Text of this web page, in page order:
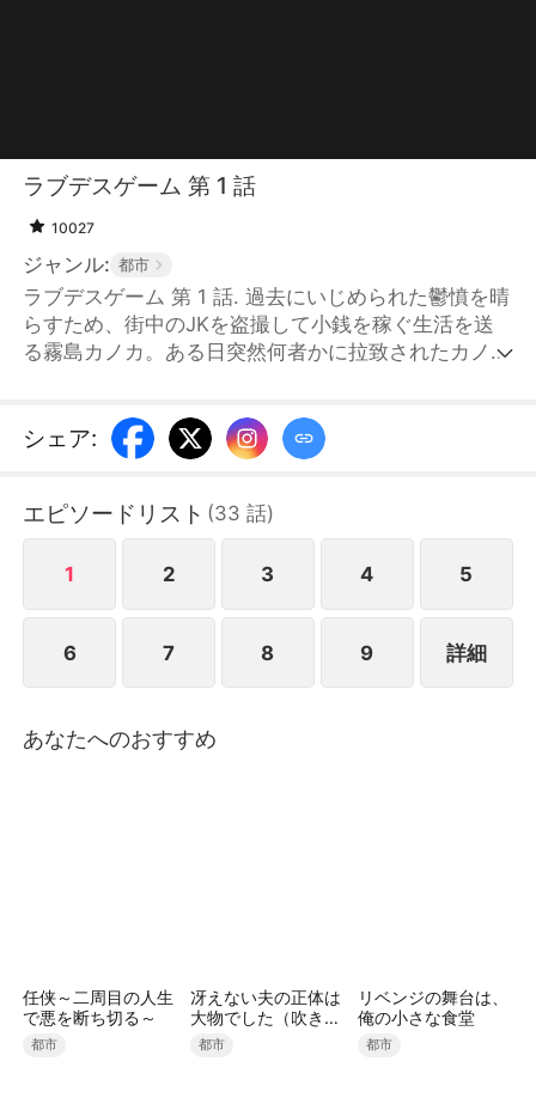
ラブデスゲーム 第 1 話
10027
ジャンル: 都市
ラブデスゲーム 第 1 話. 過去にいじめられた鬱憤を晴
らすため、街中のJKを盗撮して小銭を稼ぐ生活を送
る霧島カノカ。ある日突然何者かに拉致されたカノカ
カが目にしたのは、老人を寝たきりにしたひったくり
犯、麻薬販売に手を染めるコスプレ女、整形に3000
一癖も二癖もある“社会のクズ”の参加者たち。敗者は
自身の闇を暴かれ、次々と“断罪”されていく。この
『ラブデスゲーム』を勝ち残るのは一体誰なのか？ク
ームが幕を開ける――！！
シェア:
エピソードリスト (33 話)
1 2 3 4 5
6 7 8 9 詳細
あなたへのおすすめ
任侠～二周目の人生
で悪を断ち切る～
都市
冴えない夫の正体は
大物でした（吹き替
え）
都市
リベンジの舞台は、
俺の小さな食堂
都市